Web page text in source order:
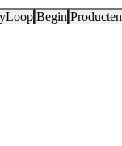
Begin Producten